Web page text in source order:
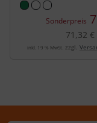
Sonderpreis
71,32
inkl. 19 % MwSt. zzgl.